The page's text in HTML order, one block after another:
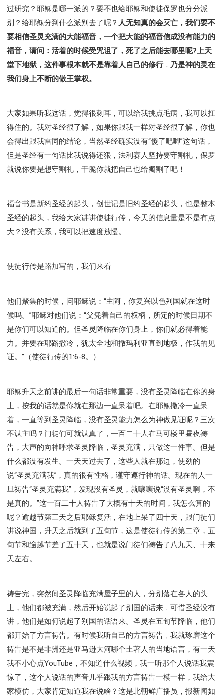
过研究？耶稣是哪一派的？要不也给耶稣和使徒保罗也分分派
别？给耶稣分到什么派别去了呢？ 人无知真的会灭亡，我们要不
要相信圣灵充满的大能福音，一个把大能的福音信成没有能力的
福音，请问：活着的时候受咒诅了，死了之后能去哪里呢?上天
堂下地狱，这件事根本就不是靠着人自己的修行，乃是神的灵在
我们身上不断的做王掌权。
大家如果听我这话，觉得很刺耳，可以给我挑点毛病，我可以扛
得住的。我对圣经很了解，如果你跟我一样对圣经很了解，你也
会得出跟我雷同的结论，当然圣经确实没有“傻了吧唧”这句话，
但是圣经有一句话比我说得还狠，法利赛人坚持要守割礼，保罗
就说你要是想守割礼，干脆你就把自己也给阉割了吧！
福音书是新约圣经的起头，创世记是旧约圣经的起头，也是整本
圣经的起头，我给大家讲讲使徒行传，今天的信息量是不是有点
大？没有关系，我可以把速度放慢。
使徒行传是路加写的，我们来看
他们聚集的时候，问耶稣说：“主阿，你复兴以色列国就在这时
候吗。”耶稣对他们说：“父凭着自己的权柄，所定的时候日期不
是你们可以知道的。但圣灵降临在你们身上，你们就必得着能
力。并要在耶路撒冷，犹太全地和撒玛利亚直到地极，作我的见
证。”（使徒行传的1:6-8。）
耶稣升天之前讲的最后一句话非常重要，没有圣灵降临在你的身
上，按我的话就是你就在那边一直呆着吧。在耶稣撒冷一直呆
着，一直等到圣灵降临，没有圣灵能力怎么为神做见证呢？三次
不认主吗？门徒们可就认真了，一百二十人在马可楼里昼夜祷
告，大声的向神呼求圣灵降临，圣灵充满，只做这一件事。但是
什么都没有发生。一天天过去了，这些人就在那边，使劲的
说“圣灵充满我”，真的很有性格，谨守遵行神的话。现在的人一
旦祷告“圣灵充满我”，发现没有圣灵，就嚷嚷说“没有圣灵啊，不
是真的。”这一百二十人祷告了大概有十天的时间，我怎么算的
呢？逾越节第三天之后耶稣复活，在地上呆了四十天，跟门徒们
讲说神国，升天之后就到了五旬节，这是使徒行传的第二章，五
旬节和逾越节差了五十天，也就是说门徒们祷告了八九天、十来
天左右。
祷告完，突然间圣灵降临充满屋子里的人，分别落在各人的头
上，他们都被充满，然后开始说起了别国的话来，可惜圣经没有
讲，他们是如何说起了别国的话语来。圣灵在五旬节降临，他们
都开始了方言祷告。有时候我听自己的方言祷告，我就琢磨这个
祷告是不是非洲还是亚马逊大河哪个土著人的当地语言，有一天
我不小心点YouTube，不知道什么视频，我一听那个人说话我震
惊了，这个人说话的声音几乎跟我的方言祷告一模一样，我给大
家模仿，大家肯定知道我在说啥？这是北朝鲜广播员，报新闻如